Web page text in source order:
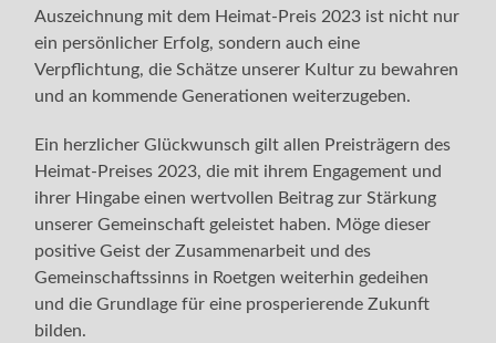
Auszeichnung mit dem Heimat-Preis 2023 ist nicht nur
ein persönlicher Erfolg, sondern auch eine
Verpflichtung, die Schätze unserer Kultur zu bewahren
und an kommende Generationen weiterzugeben.
Ein herzlicher Glückwunsch gilt allen Preisträgern des
Heimat-Preises 2023, die mit ihrem Engagement und
ihrer Hingabe einen wertvollen Beitrag zur Stärkung
unserer Gemeinschaft geleistet haben. Möge dieser
positive Geist der Zusammenarbeit und des
Gemeinschaftssinns in Roetgen weiterhin gedeihen
und die Grundlage für eine prosperierende Zukunft
bilden.